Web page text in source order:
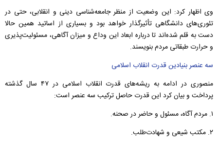
وی اظهار کرد: این وضعیت از منظر جامعه‌شناسی دینی و انقلابی، حتی در
تئوری‌های دانشگاهی تأثیرگذار خواهد بود و بسیاری از اساتید همین حالا
دست به قلم شده‌اند تا درباره ابعاد این وداع و میزان آگاهی، مسئولیت‌پذیری
و حرارت طبقاتی مردم بنویسند.
سه عنصر بنیادین قدرت انقلاب اسلامی
منصوری در ادامه به ریشه‌های قدرت انقلاب اسلامی در ۴۷ سال گذشته
پرداخت و بیان کرد این قدرت حاصل ترکیب سه عنصر است:
۱. مردم آگاه، مسئول و حاضر در صحنه.
۲. مکتب شیعی و شهادت‌طلب.